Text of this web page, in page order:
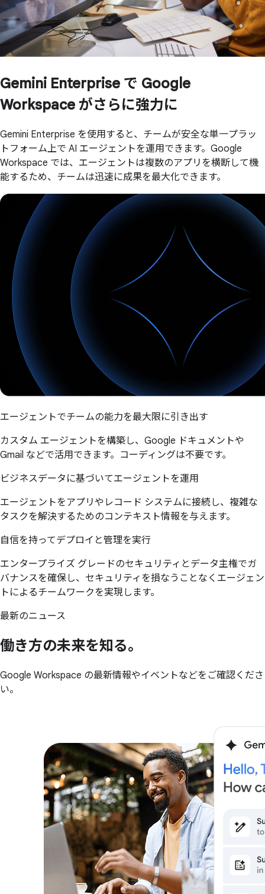
Gemini Enterprise で Google
Workspace がさらに強力に
Gemini Enterprise を使用すると、チームが安全な単一プラッ
トフォーム上で AI エージェントを運用できます。Google
Workspace では、エージェントは複数のアプリを横断して機
能するため、チームは迅速に成果を最大化できます。
エージェントでチームの能力を最大限に引き出す
カスタム エージェントを構築し、Google ドキュメントや
Gmail などで活用できます。コーディングは不要です。
ビジネスデータに基づいてエージェントを運用
エージェントをアプリやレコード システムに接続し、複雑な
タスクを解決するためのコンテキスト情報を与えます。
自信を持ってデプロイと管理を実行
エンタープライズ グレードのセキュリティとデータ主権でガ
バナンスを確保し、セキュリティを損なうことなくエージェン
トによるチームワークを実現します。
最新のニュース
働き方の未来を知る。
Google Workspace の最新情報やイベントなどをご確認くださ
い。